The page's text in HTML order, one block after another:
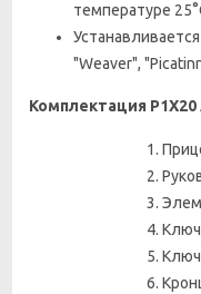
температуре
"Weaver",
Комплектация Р1Х20
Ключ
Ключ